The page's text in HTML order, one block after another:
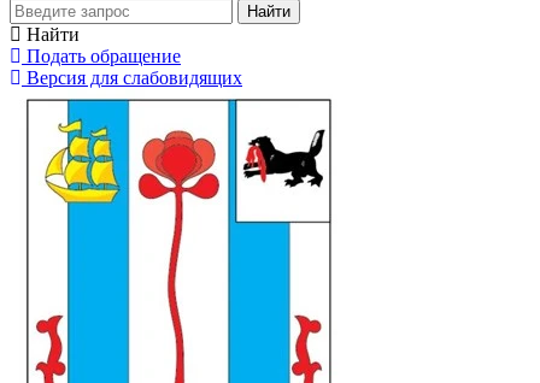
Найти
Найти
Подать обращение
Версия для слабовидящих